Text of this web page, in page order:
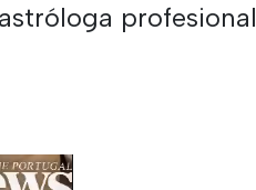
profesional